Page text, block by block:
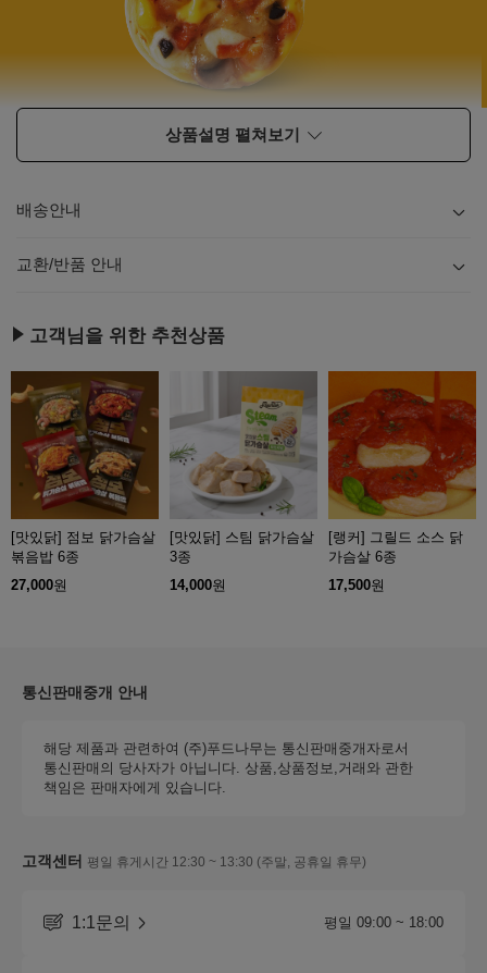
상품설명 펼쳐보기
배송안내
내용
교환/반품 안내
내용
고객님을 위한 추천상품
[맛있닭] 점보 닭가슴살
볶음밥 6종
27,000원
[맛있닭] 스팀 닭가슴살
3종
14,000원
[랭커] 그릴드 소스 닭
가슴살 6종
17,500원
통신판매중개 안내
해당 제품과 관련하여 (주)푸드나무는 통신판매중개자로서
통신판매의 당사자가 아닙니다. 상품,상품정보,거래와 관한
책임은 판매자에게 있습니다.
고객센터 평일 휴게시간 12:30 ~ 13:30 (주말, 공휴일 휴무)
1:1문의 평일 09:00 ~ 18:00